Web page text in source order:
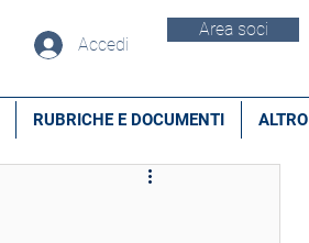
Accedi
Area soci
RUBRICHE E DOCUMENTI ALTRO